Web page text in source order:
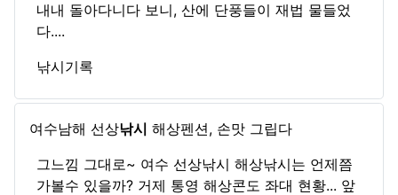
내내 돌아다니다 보니, 산에 단풍들이 재법 물들었
다....
낚시기록
여수남해 선상낚시 해상펜션, 손맛 그립다
그느낌 그대로~ 여수 선상낚시 해상낚시는 언제쯤
가볼수 있을까? 거제 통영 해상콘도 좌대 현황... 앞